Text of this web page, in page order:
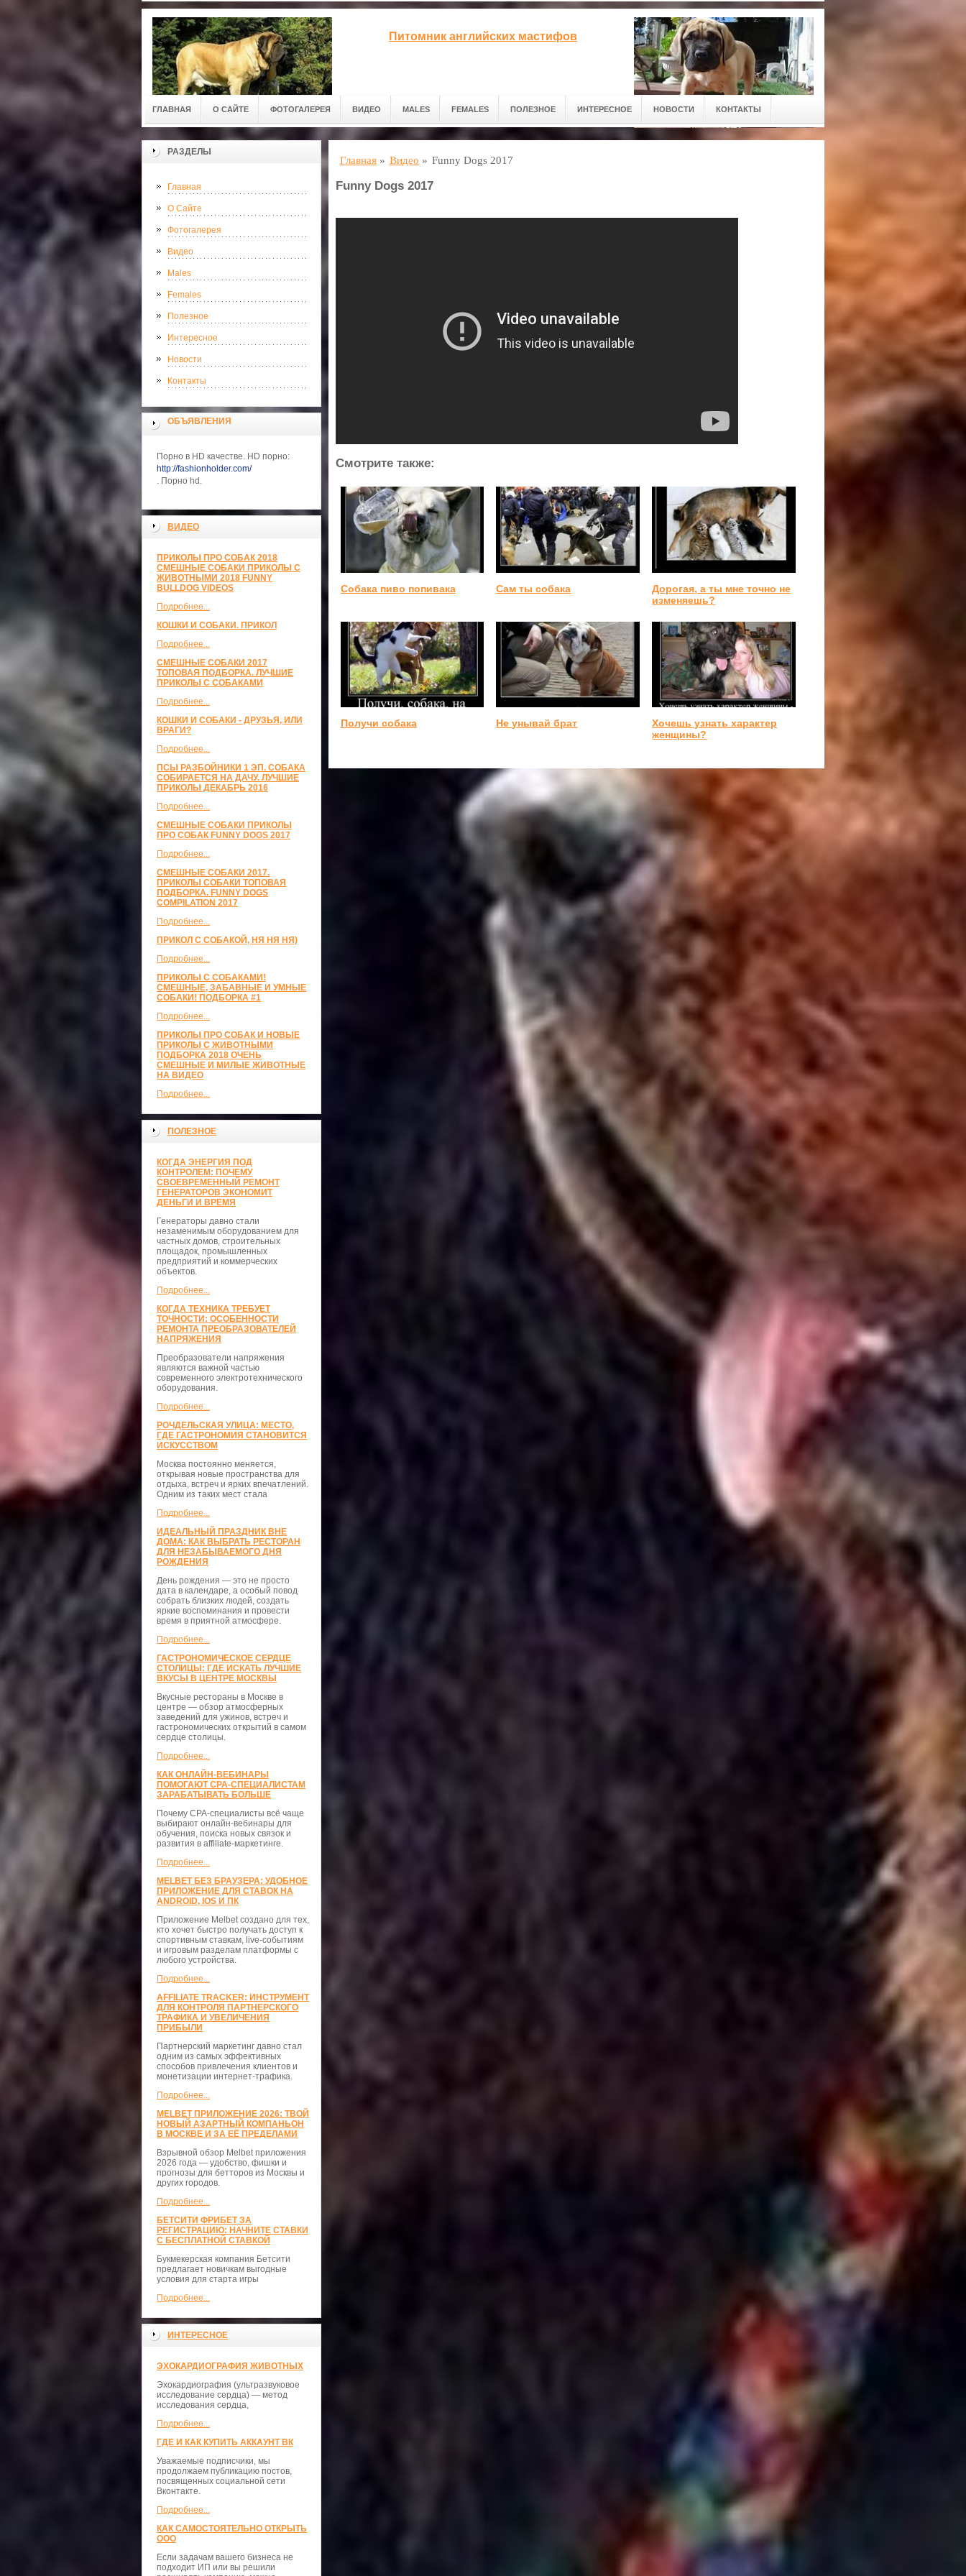
Питомник английских мастифов
ГЛАВНАЯ О САЙТЕ ФОТОГАЛЕРЕЯ ВИДЕО MALES FEMALES ПОЛЕЗНОЕ ИНТЕРЕСНОЕ НОВОСТИ КОНТАКТЫ
РАЗДЕЛЫ
Главная
О Сайте
Фотогалерея
Видео
Males
Females
Полезное
Интересное
Новости
Контакты
ОБЪЯВЛЕНИЯ
Порно в HD качестве. HD порно:
http://fashionholder.com/
. Порно hd.
ВИДЕО
ПРИКОЛЫ ПРО СОБАК 2018
СМЕШНЫЕ СОБАКИ ПРИКОЛЫ С
ЖИВОТНЫМИ 2018 FUNNY
BULLDOG VIDEOS
Подробнее...
КОШКИ И СОБАКИ. ПРИКОЛ
Подробнее...
СМЕШНЫЕ СОБАКИ 2017
ТОПОВАЯ ПОДБОРКА. ЛУЧШИЕ
ПРИКОЛЫ С СОБАКАМИ
Подробнее...
КОШКИ И СОБАКИ - ДРУЗЬЯ, ИЛИ
ВРАГИ?
Подробнее...
ПСЫ РАЗБОЙНИКИ 1 ЭП. СОБАКА
СОБИРАЕТСЯ НА ДАЧУ. ЛУЧШИЕ
ПРИКОЛЫ ДЕКАБРЬ 2016
Подробнее...
СМЕШНЫЕ СОБАКИ ПРИКОЛЫ
ПРО СОБАК FUNNY DOGS 2017
Подробнее...
СМЕШНЫЕ СОБАКИ 2017.
ПРИКОЛЫ СОБАКИ ТОПОВАЯ
ПОДБОРКА. FUNNY DOGS
COMPILATION 2017
Подробнее...
ПРИКОЛ С СОБАКОЙ, НЯ НЯ НЯ)
Подробнее...
ПРИКОЛЫ С СОБАКАМИ!
СМЕШНЫЕ, ЗАБАВНЫЕ И УМНЫЕ
СОБАКИ! ПОДБОРКА #1
Подробнее...
ПРИКОЛЫ ПРО СОБАК И НОВЫЕ
ПРИКОЛЫ С ЖИВОТНЫМИ
ПОДБОРКА 2018 ОЧЕНЬ
СМЕШНЫЕ И МИЛЫЕ ЖИВОТНЫЕ
НА ВИДЕО
Подробнее...
ПОЛЕЗНОЕ
КОГДА ЭНЕРГИЯ ПОД
КОНТРОЛЕМ: ПОЧЕМУ
СВОЕВРЕМЕННЫЙ РЕМОНТ
ГЕНЕРАТОРОВ ЭКОНОМИТ
ДЕНЬГИ И ВРЕМЯ
Генераторы давно стали
незаменимым оборудованием для
частных домов, строительных
площадок, промышленных
предприятий и коммерческих
объектов.
Подробнее...
КОГДА ТЕХНИКА ТРЕБУЕТ
ТОЧНОСТИ: ОСОБЕННОСТИ
РЕМОНТА ПРЕОБРАЗОВАТЕЛЕЙ
НАПРЯЖЕНИЯ
Преобразователи напряжения
являются важной частью
современного электротехнического
оборудования.
Подробнее...
РОЧДЕЛЬСКАЯ УЛИЦА: МЕСТО,
ГДЕ ГАСТРОНОМИЯ СТАНОВИТСЯ
ИСКУССТВОМ
Москва постоянно меняется,
открывая новые пространства для
отдыха, встреч и ярких впечатлений.
Одним из таких мест стала
Подробнее...
ИДЕАЛЬНЫЙ ПРАЗДНИК ВНЕ
ДОМА: КАК ВЫБРАТЬ РЕСТОРАН
ДЛЯ НЕЗАБЫВАЕМОГО ДНЯ
РОЖДЕНИЯ
День рождения — это не просто
дата в календаре, а особый повод
собрать близких людей, создать
яркие воспоминания и провести
время в приятной атмосфере.
Подробнее...
ГАСТРОНОМИЧЕСКОЕ СЕРДЦЕ
СТОЛИЦЫ: ГДЕ ИСКАТЬ ЛУЧШИЕ
ВКУСЫ В ЦЕНТРЕ МОСКВЫ
Вкусные рестораны в Москве в
центре — обзор атмосферных
заведений для ужинов, встреч и
гастрономических открытий в самом
сердце столицы.
Подробнее...
КАК ОНЛАЙН-ВЕБИНАРЫ
ПОМОГАЮТ CPA-СПЕЦИАЛИСТАМ
ЗАРАБАТЫВАТЬ БОЛЬШЕ
Почему CPA-специалисты всё чаще
выбирают онлайн-вебинары для
обучения, поиска новых связок и
развития в affiliate-маркетинге.
Подробнее...
MELBET БЕЗ БРАУЗЕРА: УДОБНОЕ
ПРИЛОЖЕНИЕ ДЛЯ СТАВОК НА
ANDROID, IOS И ПК
Приложение Melbet создано для тех,
кто хочет быстро получать доступ к
спортивным ставкам, live-событиям
и игровым разделам платформы с
любого устройства.
Подробнее...
AFFILIATE TRACKER: ИНСТРУМЕНТ
ДЛЯ КОНТРОЛЯ ПАРТНЕРСКОГО
ТРАФИКА И УВЕЛИЧЕНИЯ
ПРИБЫЛИ
Партнерский маркетинг давно стал
одним из самых эффективных
способов привлечения клиентов и
монетизации интернет-трафика.
Подробнее...
MELBET ПРИЛОЖЕНИЕ 2026: ТВОЙ
НОВЫЙ АЗАРТНЫЙ КОМПАНЬОН
В МОСКВЕ И ЗА ЕЁ ПРЕДЕЛАМИ
Взрывной обзор Melbet приложения
2026 года — удобство, фишки и
прогнозы для бетторов из Москвы и
других городов.
Подробнее...
БЕТСИТИ ФРИБЕТ ЗА
РЕГИСТРАЦИЮ: НАЧНИТЕ СТАВКИ
С БЕСПЛАТНОЙ СТАВКОЙ
Букмекерская компания Бетсити
предлагает новичкам выгодные
условия для старта игры
Подробнее...
ИНТЕРЕСНОЕ
ЭХОКАРДИОГРАФИЯ ЖИВОТНЫХ
Эхокардиография (ультразвуковое
исследование сердца) — метод
исследования сердца,
Подробнее...
ГДЕ И КАК КУПИТЬ АККАУНТ ВК
Уважаемые подписчики, мы
продолжаем публикацию постов,
посвященных социальной сети
Вконтакте.
Подробнее...
КАК САМОСТОЯТЕЛЬНО ОТКРЫТЬ
ООО
Если задачам вашего бизнеса не
подходит ИП или вы решили
Главная » Видео » Funny Dogs 2017
Funny Dogs 2017
Смотрите также:
Собака пиво попивака Сам ты собака
Дорогая, а ты мне точно не
изменяешь?
Получи собака Не унывай брат
Хочешь узнать характер
женщины?